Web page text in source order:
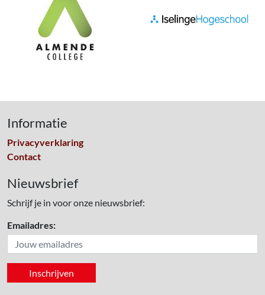
Informatie
Privacyverklaring
Contact
Nieuwsbrief
Schrijf je in voor onze nieuwsbrief:
Emailadres: